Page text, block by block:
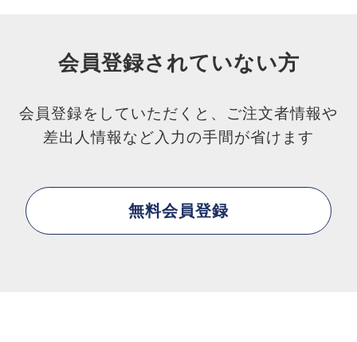
会員登録されていない方
会員登録をしていただくと、ご注文者情報や
差出人情報など入力の手間が省けます